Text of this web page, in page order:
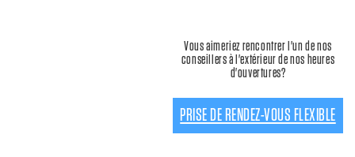
Vous aimeriez rencontrer l'un de nos
conseillers à l'extérieur de nos heures
d'ouvertures?
PRISE DE RENDEZ-VOUS FLEXIBLE